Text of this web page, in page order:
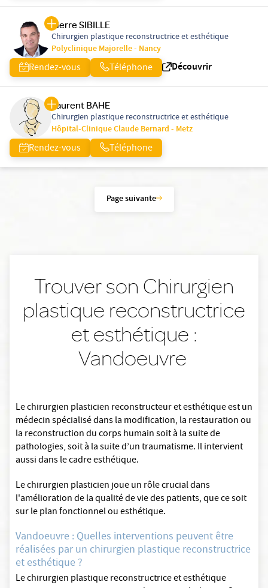
Pierre SIBILLE
Chirurgien plastique reconstructrice et esthétique
Polyclinique Majorelle - Nancy
Rendez-vous Téléphone Découvrir
Laurent BAHE
Chirurgien plastique reconstructrice et esthétique
Hôpital-Clinique Claude Bernard - Metz
Rendez-vous Téléphone
Page suivante
Trouver son Chirurgien
plastique reconstructrice
et esthétique :
Vandoeuvre
Le chirurgien plasticien reconstructeur et esthétique est un
médecin spécialisé dans la modification, la restauration ou
la reconstruction du corps humain soit à la suite de
pathologies, soit à la suite d’un traumatisme. Il intervient
aussi dans le cadre esthétique.
Le chirurgien plasticien joue un rôle crucial dans
l'amélioration de la qualité de vie des patients, que ce soit
sur le plan fonctionnel ou esthétique.
Vandoeuvre : Quelles interventions peuvent être
réalisées par un chirurgien plastique reconstructrice
et esthétique ?
Le chirurgien plastique reconstructrice et esthétique